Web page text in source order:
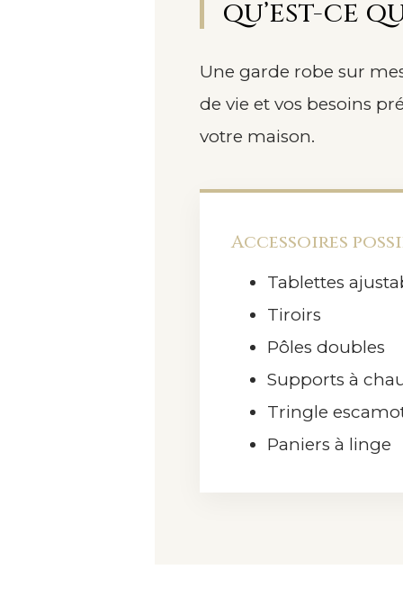
QU’EST-CE
Une garde robe sur
de vie et vos besoins
votre maison.
Accessoires
Tablettes
Tiroirs
Pôles doubles
Supports à
Tringle
Paniers à linge